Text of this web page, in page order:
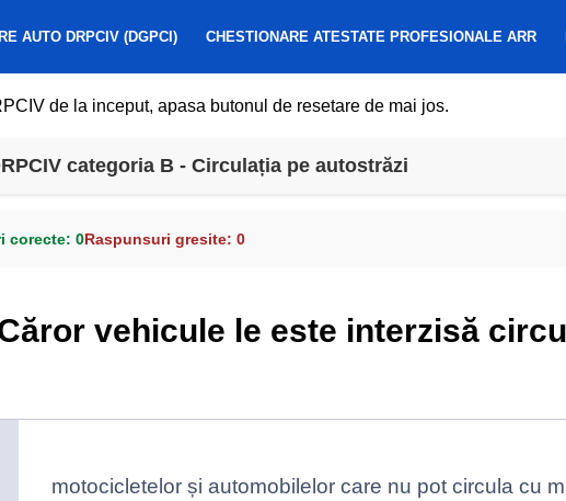
AUTO DRPCIV (DGPCI) CHESTIONARE ATESTATE PROFESIONALE ARR
de la inceput, apasa butonul de resetare de mai jos.
categoria B - Circulația pe autostrăzi
corecte: 0Raspunsuri gresite: 0
vehicule le este interzisă
motocicletelor și automobilelor care nu pot circula cu